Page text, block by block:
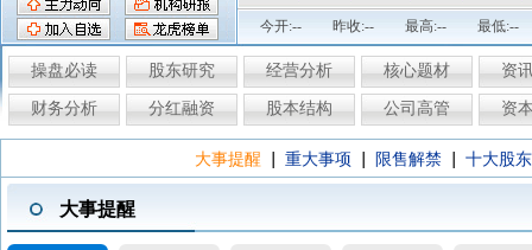
今开:-- 昨收:-- 最高:-- 最低:--
操盘必读 股东研究 经营分析 核心题材 资
财务分析 分红融资 股本结构 公司高管 资
大事提醒 重大事项 限售解禁 十大股
大事提醒